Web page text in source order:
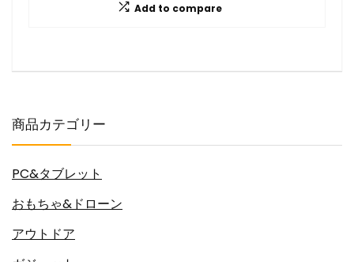
Add to compare
商品カテゴリー
PC&タブレット
おもちゃ&ドローン
アウトドア